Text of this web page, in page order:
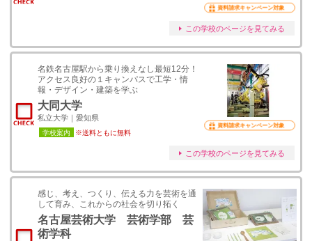
資料請求キャンペーン対象
この学校のページを見てみる
名鉄名古屋駅から乗り換えなし最短12分！
アクセス良好の１キャンパスで工学・情
報・デザイン・建築を学ぶ
大同大学
私立大学｜愛知県
学校案内 ※送料ともに無料
資料請求キャンペーン対象
この学校のページを見てみる
感じ、考え、つくり、伝える力を芸術を通
して育み、これからの社会を切り拓く
名古屋芸術大学 芸術学部 芸
術学科